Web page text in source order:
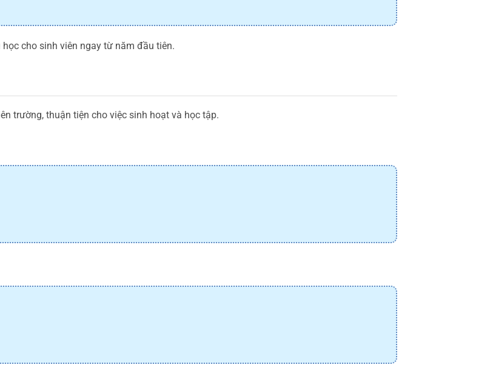
cho sinh viên ngay từ năm đầu tiên.
trường, thuận tiện cho việc sinh hoạt và học tập.